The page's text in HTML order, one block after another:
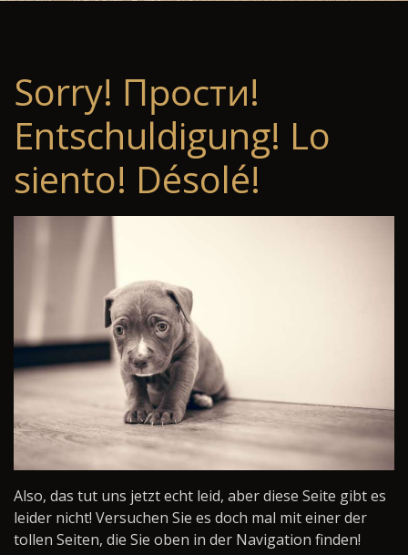
Sorry! Прости!
Entschuldigung! Lo
siento! Désolé!
Also, das tut uns jetzt echt leid, aber diese Seite gibt es
leider nicht! Versuchen Sie es doch mal mit einer der
tollen Seiten, die Sie oben in der Navigation finden!